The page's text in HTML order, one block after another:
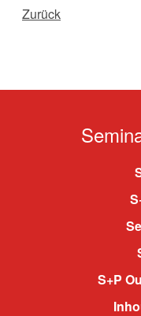
Zurück
S+P